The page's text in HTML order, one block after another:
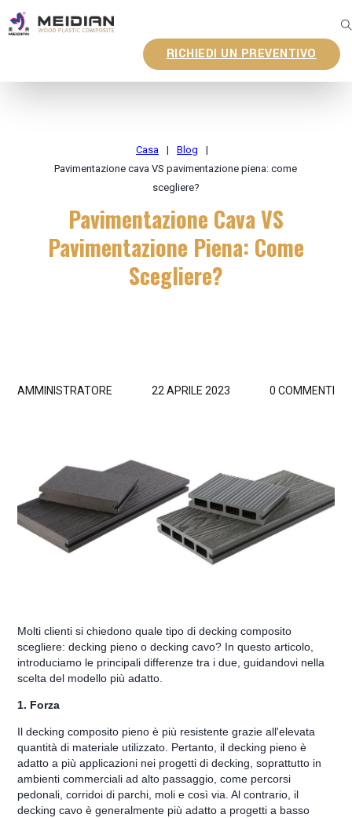
RICHIEDI UN PREVENTIVO
Casa | Blog
|
Pavimentazione cava VS pavimentazione piena: come
scegliere?
Pavimentazione Cava VS
Pavimentazione Piena: Come
Scegliere?
AMMINISTRATORE 22 APRILE 2023 0 COMMENTI
Molti clienti si chiedono quale tipo di decking composito
scegliere: decking pieno o decking cavo? In questo articolo,
introduciamo le principali differenze tra i due, guidandovi nella
scelta del modello più adatto.
1. Forza
Il decking composito pieno è più resistente grazie all'elevata
quantità di materiale utilizzato. Pertanto, il decking pieno è
adatto a più applicazioni nei progetti di decking, soprattutto in
ambienti commerciali ad alto passaggio, come percorsi
pedonali, corridoi di parchi, moli e così via. Al contrario, il
decking cavo è generalmente più adatto a progetti a basso